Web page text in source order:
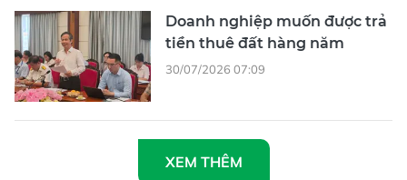
Doanh nghiệp muốn được trả
tiền thuê đất hàng năm
30/07/2026 07:09
XEM THÊM